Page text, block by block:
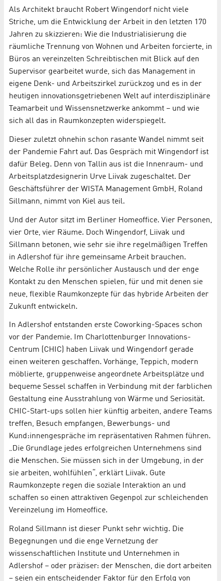
Als Architekt braucht Robert Wingendorf nicht viele
Striche, um die Entwicklung der Arbeit in den letzten 170
Jahren zu skizzieren: Wie die Industrialisierung die
räumliche Trennung von Wohnen und Arbeiten forcierte, in
Büros an vereinzelten Schreibtischen mit Blick auf den
Supervisor gearbeitet wurde, sich das Management in
eigene Denk- und Arbeitszirkel zurückzog und es in der
heutigen innovationsgetriebenen Welt auf interdisziplinäre
Teamarbeit und Wissensnetzwerke ankommt – und wie
sich all das in Raumkonzepten widerspiegelt.
Dieser zuletzt ohnehin schon rasante Wandel nimmt seit
der Pandemie Fahrt auf. Das Gespräch mit Wingendorf ist
dafür Beleg. Denn von Tallin aus ist die Innenraum- und
Arbeitsplatzdesignerin Urve Liivak zugeschaltet. Der
Geschäftsführer der WISTA Management GmbH, Roland
Sillmann, nimmt von Kiel aus teil.
Und der Autor sitzt im Berliner Homeoffice. Vier Personen,
vier Orte, vier Räume. Doch Wingendorf, Liivak und
Sillmann betonen, wie sehr sie ihre regelmäßigen Treffen
in Adlershof für ihre gemeinsame Arbeit brauchen.
Welche Rolle ihr persönlicher Austausch und der enge
Kontakt zu den Menschen spielen, für und mit denen sie
neue, flexible Raumkonzepte für das hybride Arbeiten der
Zukunft entwickeln.
In Adlershof entstanden erste Coworking-Spaces schon
vor der Pandemie. Im Charlottenburger Innovations-
Centrum (CHIC) haben Liivak und Wingendorf gerade
einen weiteren geschaffen. Vorhänge, Teppich, modern
möblierte, gruppenweise angeordnete Arbeitsplätze und
bequeme Sessel schaffen in Verbindung mit der farblichen
Gestaltung eine Ausstrahlung von Wärme und Seriosität.
CHIC-Start-ups sollen hier künftig arbeiten, andere Teams
treffen, Besuch empfangen, Bewerbungs- und
Kund:innengespräche im repräsentativen Rahmen führen.
„Die Grundlage jedes erfolgreichen Unternehmens sind
die Menschen. Sie müssen sich in der Umgebung, in der
sie arbeiten, wohlfühlen“, erklärt Liivak. Gute
Raumkonzepte regen die soziale Interaktion an und
schaffen so einen attraktiven Gegenpol zur schleichenden
Vereinzelung im Homeoffice.
Roland Sillmann ist dieser Punkt sehr wichtig. Die
Begegnungen und die enge Vernetzung der
wissenschaftlichen Institute und Unternehmen in
Adlershof – oder präziser: der Menschen, die dort arbeiten
– seien ein entscheidender Faktor für den Erfolg von